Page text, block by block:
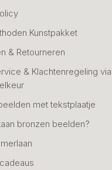
Kunstpakket
& Retourneren
& Klachtenregeling via
met tekstplaatje
bronzen beelden?